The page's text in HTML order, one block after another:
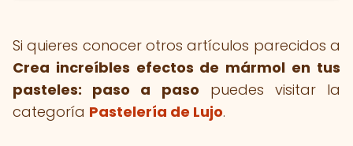
Si quieres conocer otros artículos parecidos a
Crea increíbles efectos de mármol en tus
pasteles: paso a paso puedes visitar la
categoría Pastelería de Lujo.